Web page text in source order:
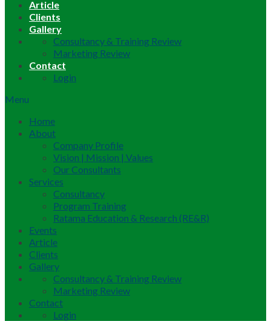
Article
Clients
Gallery
Consultancy & Training Review
Marketing Review
Contact
Login
Menu
Home
About
Company Profile
Vision | Mission | Values
Our Consultants
Services
Consultancy
Program Training
Ratama Education & Research (RE&R)
Events
Article
Clients
Gallery
Consultancy & Training Review
Marketing Review
Contact
Login